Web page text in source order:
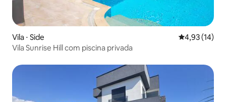
Vila ⋅ Side 4,93 de uma
4,93 (14)
Vila Sunrise Hill com piscina privada